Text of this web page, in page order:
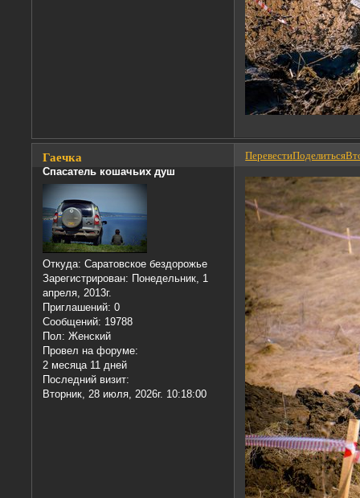
ПеревестиПоделиться
Гаечка
Спасатель кошачьих душ
Откуда: Саратовское бездорожье
Зарегистрирован: Понедельник, 1
апреля, 2013г.
Приглашений: 0
Сообщений: 19788
Пол: Женский
Провел на форуме:
2 месяца 11 дней
Последний визит:
Вторник, 28 июля, 2026г. 10:18:00